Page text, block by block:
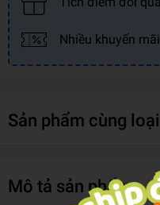
Nhiều khuyến
Sản phẩm cùng loại
Mô tả sản phẩm